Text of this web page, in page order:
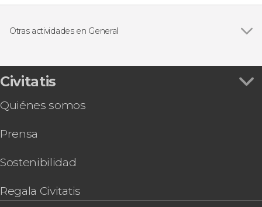
Otras actividades en General
Tarjeta eSIM Civitatis Estados Unidos
Tarjeta eSIM Civitatis Marruecos
Tarjeta eSIM Civitatis España
Tarjeta eSIM Civitatis Japón
Tarjeta eSIM Civitatis Italia
Civitatis
Quiénes somos
Prensa
Sostenibilidad
Regala Civitatis